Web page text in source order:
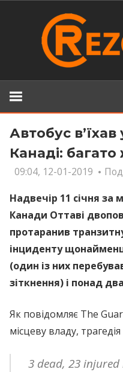
Автобус
Канаді:
09:04, 12-01-2019
Надвечір 11 січня за
Канади Оттаві
протаранив
інциденту
(один із них
зіткнення) і понад
Як повідомляє The
місцеву владу, трагедія
3 dead, 23